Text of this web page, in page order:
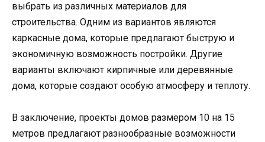
выбрать из различных материалов для
строительства. Одним из вариантов являются
каркасные дома, которые предлагают быструю и
экономичную возможность постройки. Другие
варианты включают кирпичные или деревянные
дома, которые создают особую атмосферу и теплоту.
В заключение, проекты домов размером 10 на 15
метров предлагают разнообразные возможности